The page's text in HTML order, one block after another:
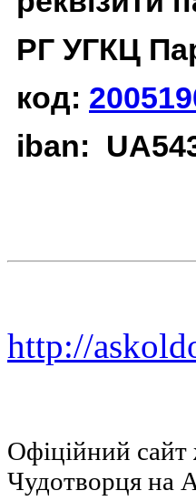
РГ УГКЦ
код:
iban:
http://
Офіційний
Чудотворця на